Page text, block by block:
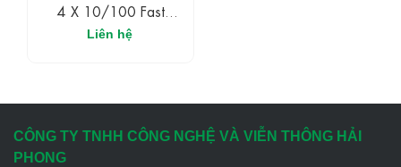
4 X 10/100 Fast
Ethernet + 2 FXS Phone
+ 1 Wifi ONU
Liên hệ
CÔNG TY TNHH CÔNG NGHỆ VÀ VIỄN THÔNG HẢI
PHONG